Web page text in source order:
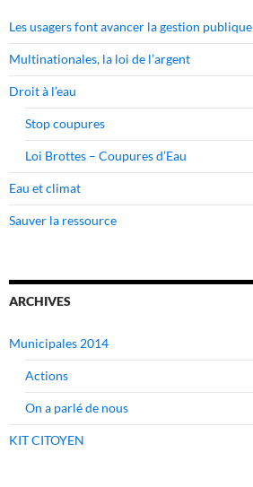
Les usagers font avancer la gestion publique
Multinationales, la loi de l’argent
Droit à l’eau
Stop coupures
Loi Brottes – Coupures d’Eau
Eau et climat
Sauver la ressource
ARCHIVES
Municipales 2014
Actions
On a parlé de nous
KIT CITOYEN